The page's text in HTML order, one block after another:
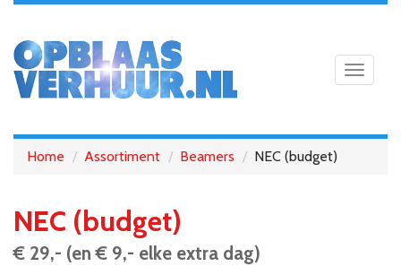
Toggle
Home Assortiment Beamers NEC (budget)
NEC (budget)
€ 29,- (en € 9,- elke extra dag)